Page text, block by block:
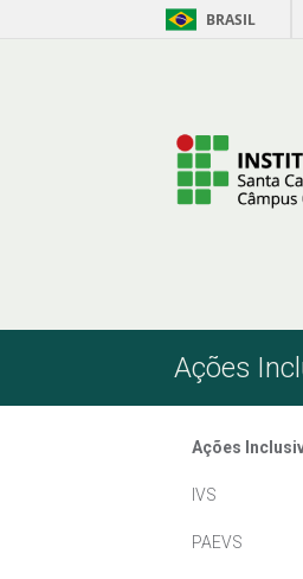
Pular para o Conteúdo BRASIL
Ações
Ações
IVS
PAEVS